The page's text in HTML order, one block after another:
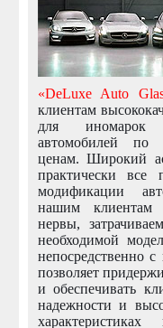
«DeLuxe Auto
клиентам
для иномарок
автомобилей
ценам. Широкий
практически все
модификации
нашим клиентам
нервы,
необходимой
непосредственно
позволяет
и обеспечивать
надежности и